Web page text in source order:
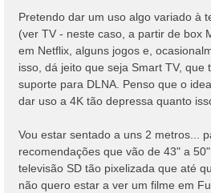
Pretendo dar um uso algo variado à
(ver TV - neste caso, a partir de box
em Netflix, alguns jogos e,
isso, dá jeito que seja Smart TV, que
suporte para DLNA. Penso que o
dar uso a 4K tão depressa quanto
Vou estar sentado a uns 2 metros...
recomendações que vão de 43" a
televisão SD tão pixelizada que até
não quero estar a ver um filme em